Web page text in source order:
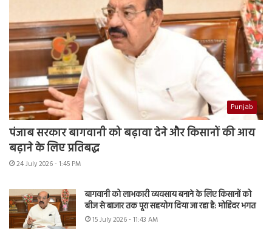
Punjab
पंजाब सरकार बागवानी को बढ़ावा देने और किसानों की आय
बढ़ाने के लिए प्रतिबद्ध
24 July 2026 - 1:45 PM
बागवानी को लाभकारी व्यवसाय बनाने के लिए किसानों को
बीज से बाजार तक पूरा सहयोग दिया जा रहा है: मोहिंदर भगत
15 July 2026 - 11:43 AM